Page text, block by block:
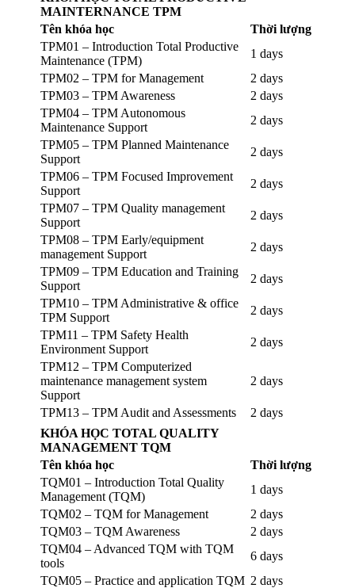
MAINTERNANCE TPM
Tên khóa học
Thời lượng
TPM01 – Introduction Total Productive
Maintenance (TPM)
1 days
TPM02 – TPM for Management
2 days
TPM03 – TPM Awareness
2 days
TPM04 – TPM Autonomous
Maintenance Support
2 days
TPM05 – TPM Planned Maintenance
Support
2 days
TPM06 – TPM Focused Improvement
Support
2 days
TPM07 – TPM Quality management
Support
2 days
TPM08 – TPM Early/equipment
management Support
2 days
TPM09 – TPM Education and Training
Support
2 days
TPM10 – TPM Administrative & office
TPM Support
2 days
TPM11 – TPM Safety Health
Environment Support
2 days
TPM12 – TPM Computerized
maintenance management system
Support
2 days
TPM13 – TPM Audit and Assessments
2 days
KHÓA HỌC TOTAL QUALITY
MANAGEMENT TQM
Tên khóa học
Thời lượng
TQM01 – Introduction Total Quality
Management (TQM)
1 days
TQM02 – TQM for Management
2 days
TQM03 – TQM Awareness
2 days
TQM04 – Advanced TQM with TQM
tools
6 days
TQM05 – Practice and application TQM 2 days